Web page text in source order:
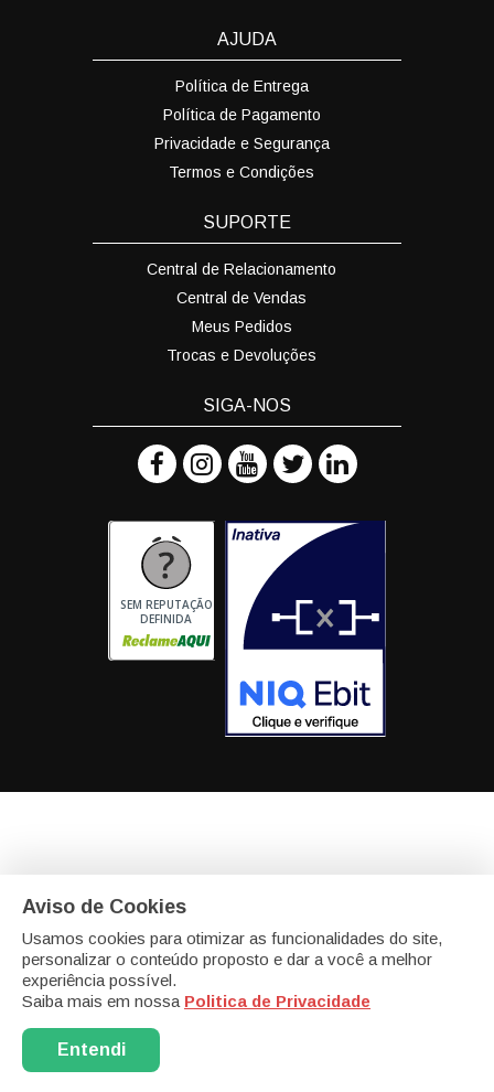
AJUDA
Política de Entrega
Política de Pagamento
Privacidade e Segurança
Termos e Condições
SUPORTE
Central de Relacionamento
Central de Vendas
Meus Pedidos
Trocas e Devoluções
SIGA-NOS
SEM REPUTAÇÃO
DEFINIDA
eCadeiras - MatrizAv. Portugal, 46 - modulo 20 e 21
SP - SP CEP: 06696-060
eCadeiras - Filial - Biomater Bioplásticos Com. Imp. Exp.
LtdaCNPJ: 13.589.504/0008-07R. Cristovam de Vita, 260 Galpão 9
Aviso de Cookies
Usamos cookies para otimizar as funcionalidades do site,
personalizar o conteúdo proposto e dar a você a melhor
experiência possível.
Saiba mais em nossa Politica de Privacidade
Entendi